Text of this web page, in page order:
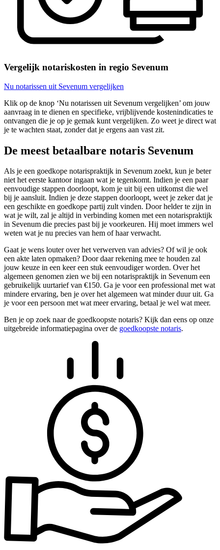
Vergelijk notariskosten in regio Sevenum
Nu notarissen uit Sevenum vergelijken
Klik op de knop ‘Nu notarissen uit Sevenum vergelijken’ om jouw
aanvraag in te dienen en specifieke, vrijblijvende kostenindicaties te
ontvangen die je op je gemak kunt vergelijken. Zo weet je direct wat
je te wachten staat, zonder dat je ergens aan vast zit.
De meest betaalbare notaris Sevenum
Als je een goedkope notarispraktijk in Sevenum zoekt, kun je beter
niet het eerste kantoor ingaan wat je tegenkomt. Indien je een paar
eenvoudige stappen doorloopt, kom je uit bij een uitkomst die wel
bij je aansluit. Indien je deze stappen doorloopt, weet je zeker dat je
een geschikte en goedkope partij zult vinden. Door helder te zijn in
wat je wilt, zal je altijd in verbinding komen met een notarispraktijk
in Sevenum die precies past bij je voorkeuren. Hij moet immers wel
weten wat je nu precies van hem of haar verwacht.
Gaat je wens louter over het verwerven van advies? Of wil je ook
een akte laten opmaken? Door daar rekening mee te houden zal
jouw keuze in een keer een stuk eenvoudiger worden. Over het
algemeen genomen zien we bij een notarispraktijk in Sevenum een
gebruikelijk uurtarief van €150. Ga je voor een professional met wat
mindere ervaring, ben je over het algemeen wat minder duur uit. Ga
je voor een persoon met wat meer ervaring, betaal je wel wat meer.
Ben je op zoek naar de goedkoopste notaris? Kijk dan eens op onze
uitgebreide informatiepagina over de goedkoopste notaris.